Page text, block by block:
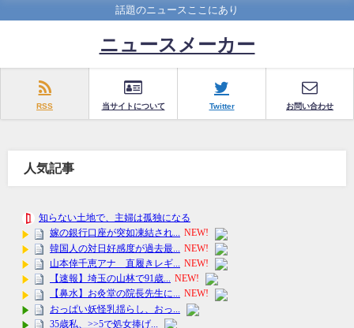
話題のニュースここにあり
ニュースメーカー
RSS 当サイトについて Twitter お問い合わせ
人気記事